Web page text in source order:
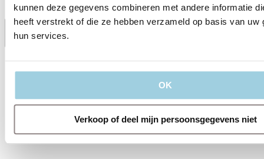
kunnen deze gegevens combineren met andere informatie
heeft verstrekt of die ze hebben verzameld op basis van uw
hun services.
OK
Verkoop of deel mijn persoonsgegevens niet
Delen